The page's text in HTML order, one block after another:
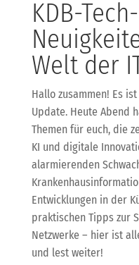
KDB-
Welt der
Hallo zusammen! Es
Update. Heute Abend
Themen für euch, die
KI und digitale
alarmierenden
Entwicklungen in der
praktischen Tipps zur
Netzwerke – hier ist
und lest weiter!